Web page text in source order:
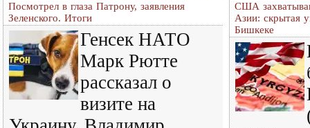
Посмотрел в глаза Патрону, заявления
Зеленского. Итоги
Генсек НАТО
Марк Рютте
рассказал о
визите на
США
Азии: скрытая
Бишкеке